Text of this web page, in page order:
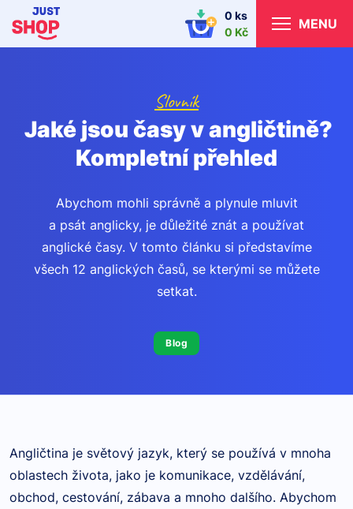
0 ks
0 Kč
MENU
Slovník
Jaké jsou časy v angličtině?
Kompletní přehled
Abychom mohli správně a plynule mluvit
a psát anglicky, je důležité znát a používat
anglické časy. V tomto článku si představíme
všech 12 anglických časů, se kterými se můžete
setkat.
Blog
Angličtina je světový jazyk, který se používá v mnoha
oblastech života, jako je komunikace, vzdělávání,
obchod, cestování, zábava a mnoho dalšího. Abychom